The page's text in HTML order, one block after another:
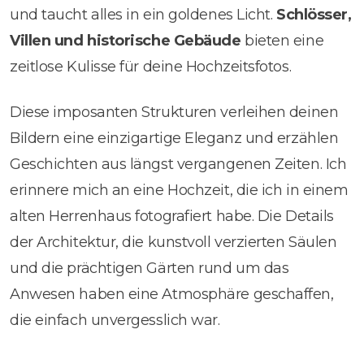
und taucht alles in ein goldenes Licht. Schlösser,
Villen und historische Gebäude bieten eine
zeitlose Kulisse für deine Hochzeitsfotos.
Diese imposanten Strukturen verleihen deinen
Bildern eine einzigartige Eleganz und erzählen
Geschichten aus längst vergangenen Zeiten. Ich
erinnere mich an eine Hochzeit, die ich in einem
alten Herrenhaus fotografiert habe. Die Details
der Architektur, die kunstvoll verzierten Säulen
und die prächtigen Gärten rund um das
Anwesen haben eine Atmosphäre geschaffen,
die einfach unvergesslich war.